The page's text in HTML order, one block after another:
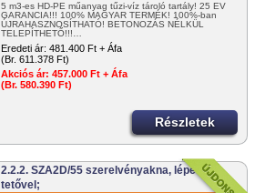
5 m3-es HD-PE műanyag tűzi-víz tároló tartály! 25 ÉV
GARANCIA!!! 100% MAGYAR TERMÉK! 100%-ban
ÚJRAHASZNOSÍTHATÓ! BETONOZÁS NÉLKÜL
TELEPÍTHETŐ!!!…
Eredeti ár: 481.400 Ft + Áfa
(Br. 611.378 Ft)
Akciós ár: 457.000 Ft + Áfa
(Br. 580.390 Ft)
Részletek
2.2.2. SZA2D/55 szerelvényakna, lépésálló
tetővel;